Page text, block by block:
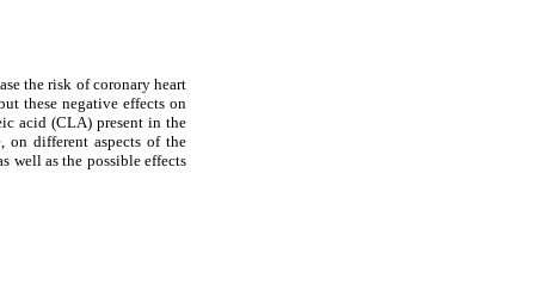
the risk of coronary heart
these negative effects on
acid (CLA) present in the
on different aspects of the
well as the possible effects